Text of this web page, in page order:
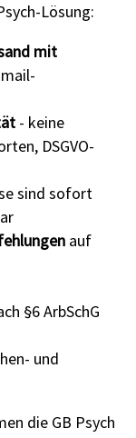
Lösung:
mit
- keine
DSGVO-
sind sofort
auf
§6 ArbSchG
und
die GB Psych